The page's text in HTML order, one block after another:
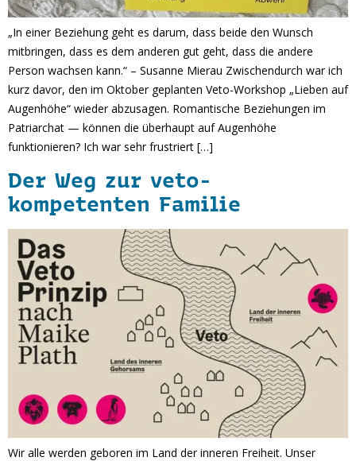
„In einer Beziehung geht es darum, dass beide den Wunsch
mitbringen, dass es dem anderen gut geht, dass die andere
Person wachsen kann.“ – Susanne Mierau Zwischendurch war ich
kurz davor, den im Oktober geplanten Veto-Workshop „Lieben auf
Augenhöhe“ wieder abzusagen. Romantische Beziehungen im
Patriarchat — können die überhaupt auf Augenhöhe
funktionieren? Ich war sehr frustriert […]
Der Weg zur veto-
kompetenten Familie
Wir alle werden geboren im Land der inneren Freiheit. Unser